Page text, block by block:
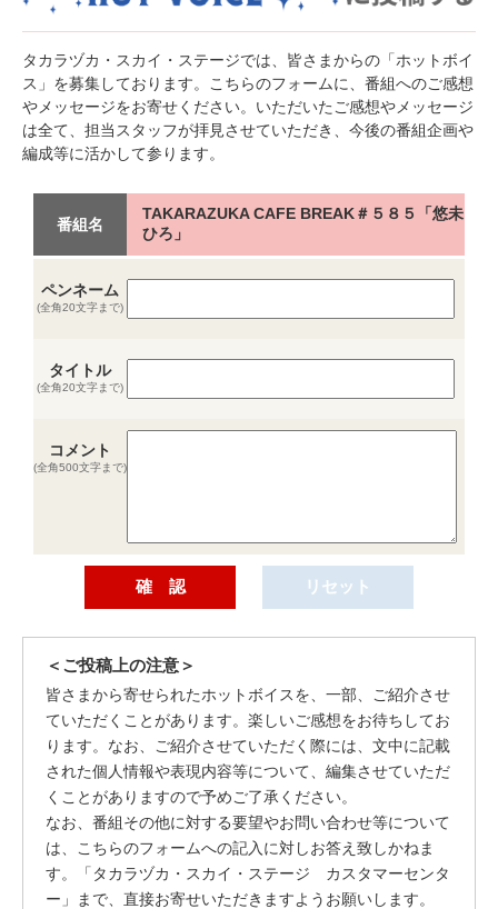
タカラヅカ・スカイ・ステージでは、皆さまからの「ホットボイ
ス」を募集しております。こちらのフォームに、番組へのご感想
やメッセージをお寄せください。いただいたご感想やメッセージ
は全て、担当スタッフが拝見させていただき、今後の番組企画や
編成等に活かして参ります。
番組名
TAKARAZUKA CAFE BREAK＃５８５「悠未
ひろ」
ペンネーム
(全角20文字まで)
タイトル
(全角20文字まで)
コメント
(全角500文字まで)
＜ご投稿上の注意＞
皆さまから寄せられたホットボイスを、一部、ご紹介させ
ていただくことがあります。楽しいご感想をお待ちしてお
ります。なお、ご紹介させていただく際には、文中に記載
された個人情報や表現内容等について、編集させていただ
くことがありますので予めご了承ください。
なお、番組その他に対する要望やお問い合わせ等について
は、こちらのフォームへの記入に対しお答え致しかねま
す。「タカラヅカ・スカイ・ステージ カスタマーセンタ
ー」まで、直接お寄せいただきますようお願いします。